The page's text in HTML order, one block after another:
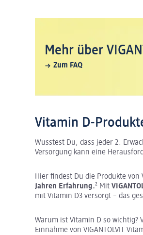
Mehr über
Zum FAQ
Vitamin D-
Wusstest Du, dass jeder 2.
Versorgung kann eine
Hier findest Du die Produkte von
Jahren Erfahrung.² Mit
mit Vitamin D3 versorgt – das
Warum ist Vitamin D so wichtig?
Einnahme von VIGANTOLVIT